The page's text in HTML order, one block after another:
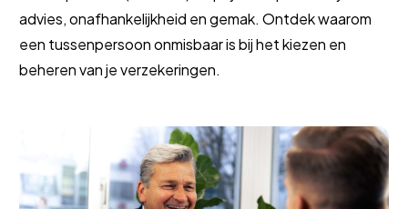
advies, onafhankelijkheid en gemak. Ontdek waarom
een tussenpersoon onmisbaar is bij het kiezen en
beheren van je verzekeringen.